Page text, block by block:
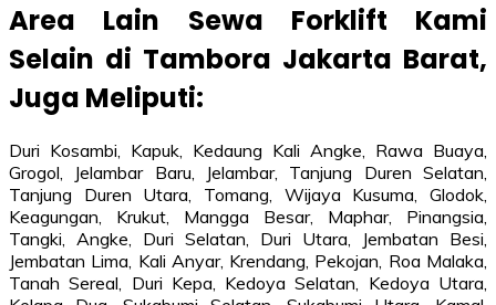
Area Lain Sewa Forklift Kami
Selain di Tambora Jakarta Barat,
Juga Meliputi:
Duri Kosambi, Kapuk, Kedaung Kali Angke, Rawa Buaya,
Grogol, Jelambar Baru, Jelambar, Tanjung Duren Selatan,
Tanjung Duren Utara, Tomang, Wijaya Kusuma, Glodok,
Keagungan, Krukut, Mangga Besar, Maphar, Pinangsia,
Tangki, Angke, Duri Selatan, Duri Utara, Jembatan Besi,
Jembatan Lima, Kali Anyar, Krendang, Pekojan, Roa Malaka,
Tanah Sereal, Duri Kepa, Kedoya Selatan, Kedoya Utara,